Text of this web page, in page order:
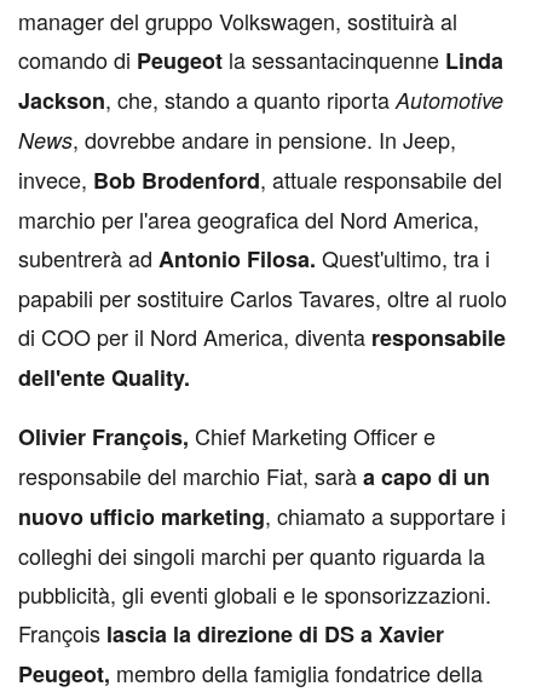
manager del gruppo Volkswagen, sostituirà al
comando di Peugeot la sessantacinquenne Linda
Jackson, che, stando a quanto riporta Automotive
News, dovrebbe andare in pensione. In Jeep,
invece, Bob Brodenford, attuale responsabile del
marchio per l'area geografica del Nord America,
subentrerà ad Antonio Filosa. Quest'ultimo, tra i
papabili per sostituire Carlos Tavares, oltre al ruolo
di COO per il Nord America, diventa responsabile
dell'ente Quality.
Olivier François, Chief Marketing Officer e
responsabile del marchio Fiat, saràa capo di un
nuovo ufficio marketing, chiamato a supportare i
colleghi dei singoli marchi per quanto riguarda la
pubblicità, gli eventi globali e le sponsorizzazioni.
François lascia la direzione di DS a Xavier
Peugeot, membro della famiglia fondatrice della